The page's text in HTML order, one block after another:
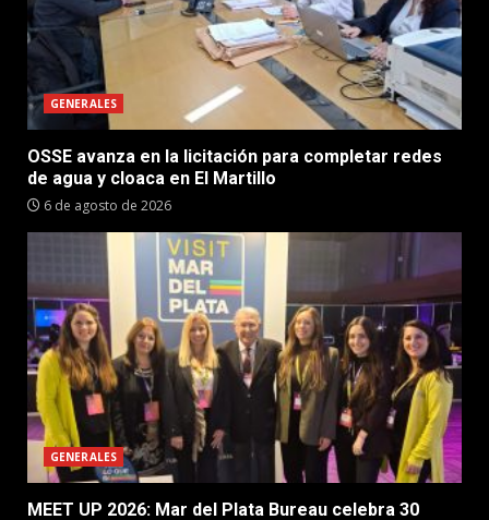
GENERALES
OSSE avanza en la licitación para completar redes
de agua y cloaca en El Martillo
6 de agosto de 2026
GENERALES
MEET UP 2026: Mar del Plata Bureau celebra 30